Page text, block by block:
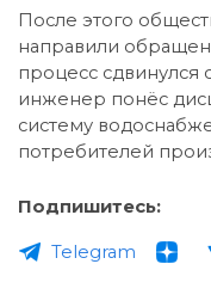
После этого
направили
процесс сдвинулся
инженер понёс
систему
потребителей
Подпишитесь:
Telegram